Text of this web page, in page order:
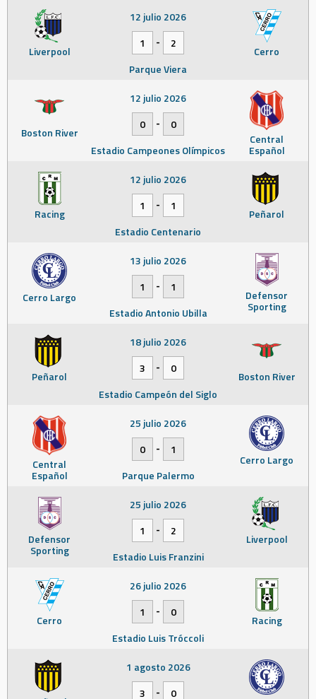
Liverpool Cerro
12 julio 2026
1
-
2
Parque Viera
Boston River Central
Español
12 julio 2026
0
-
0
Estadio Campeones Olímpicos
Racing Peñarol
12 julio 2026
1
-
1
Estadio Centenario
Cerro Largo Defensor
Sporting
13 julio 2026
1
-
1
Estadio Antonio Ubilla
Peñarol Boston River
18 julio 2026
3
-
0
Estadio Campeón del Siglo
Central
Español
Cerro Largo
25 julio 2026
0
-
1
Parque Palermo
Defensor
Sporting
Liverpool
25 julio 2026
1
-
2
Estadio Luis Franzini
Cerro Racing
26 julio 2026
1
-
0
Estadio Luis Tróccoli
1 agosto 2026
3
- 0